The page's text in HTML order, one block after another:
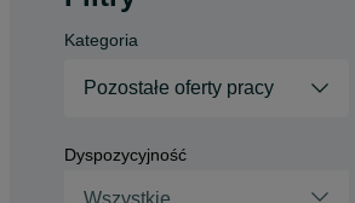
Kategoria
Pozostałe oferty pracy
Dyspozycyjność
Wszystkie